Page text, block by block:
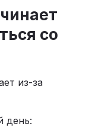
со
из-за
день: